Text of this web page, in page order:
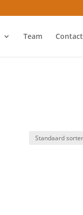
Team Contact